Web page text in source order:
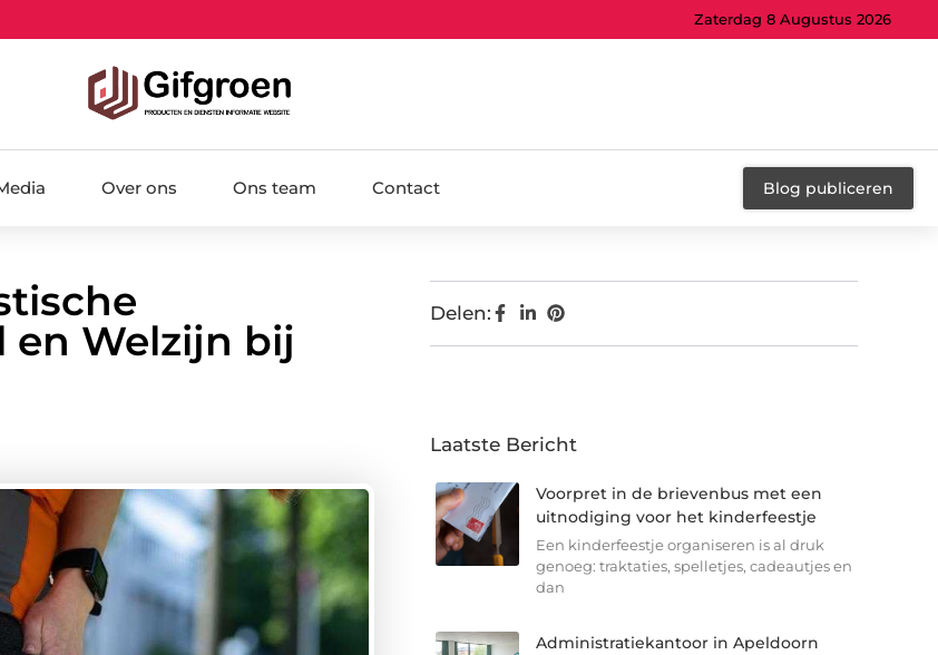
Zaterdag 8 Augustus 2026
Over ons Ons team Contact Blog publiceren
en Welzijn bij
Delen:
Laatste Bericht
Voorpret in de brievenbus met een
uitnodiging voor het kinderfeestje
Een kinderfeestje organiseren is al druk
genoeg: traktaties, spelletjes, cadeautjes en
dan
Administratiekantoor in Apeldoorn